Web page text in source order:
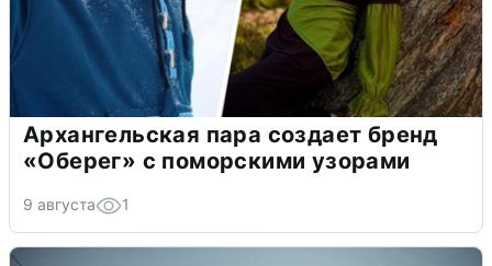
Архангельская пара создает бренд
«Оберег» с поморскими узорами
9 августа 1